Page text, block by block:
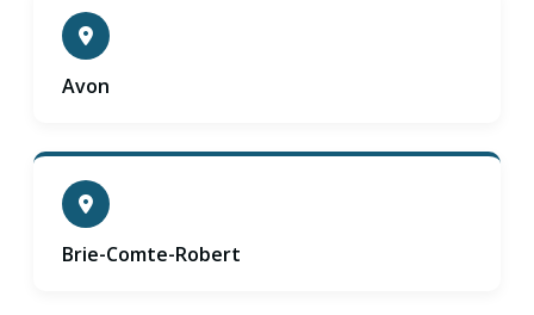
Avon
Brie-Comte-Robert